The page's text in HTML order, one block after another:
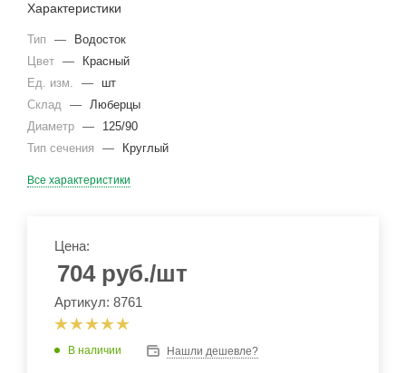
Характеристики
Тип —
Водосток
Цвет —
Красный
Ед. изм.
—
шт
Склад — Люберцы
Диаметр —
125/90
Тип сечения
— Круглый
Все характеристики
Цена:
704руб./шт
Артикул: 8761
В наличии Нашли дешевле?